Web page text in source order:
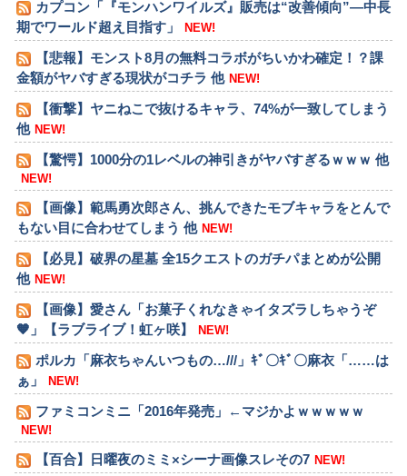
はなんだったのか
カプコン「『モンハンワイルズ』販売は“改善傾向”―中長
期でワールド超え目指す」
NEW!
【悲報】モンスト8月の無料コラボがちいかわ確定！？課
金額がヤバすぎる現状がコチラ 他 NEW!
【衝撃】ヤニねこで抜けるキャラ、74%が一致してしまう
他 NEW!
【驚愕】1000分の1レベルの神引きがヤバすぎるｗｗｗ 他
NEW!
【画像】範馬勇次郎さん、挑んできたモブキャラをとんで
もない目に合わせてしまう 他 NEW!
【必見】破界の星墓 全15クエストのガチパまとめが公開
他 NEW!
【画像】愛さん「お菓子くれなきゃイタズラしちゃうぞ
🧡」【ラブライブ！虹ヶ咲】
NEW!
ポルカ「麻衣ちゃんいつもの…///」ｷﾞ〇ｷﾞ〇麻衣「……は
ぁ」
NEW!
ファミコンミニ「2016年発売」←マジかよｗｗｗｗｗ
NEW!
【百合】日曜夜のミミ×シーナ画像スレその7 NEW!